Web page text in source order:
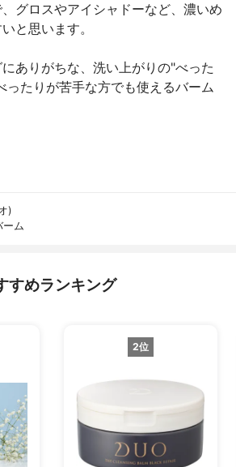
グロスやアイシャドーなど、濃いめ
と思います。
ありがちな、洗い上がりの"べった
ったりが苦手な方でも使えるバーム
)
ーム
すめランキング
2位